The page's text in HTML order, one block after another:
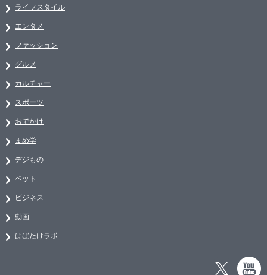
ライフスタイル
エンタメ
ファッション
グルメ
カルチャー
スポーツ
おでかけ
まめ学
デジもの
ペット
ビジネス
動画
はばたけラボ